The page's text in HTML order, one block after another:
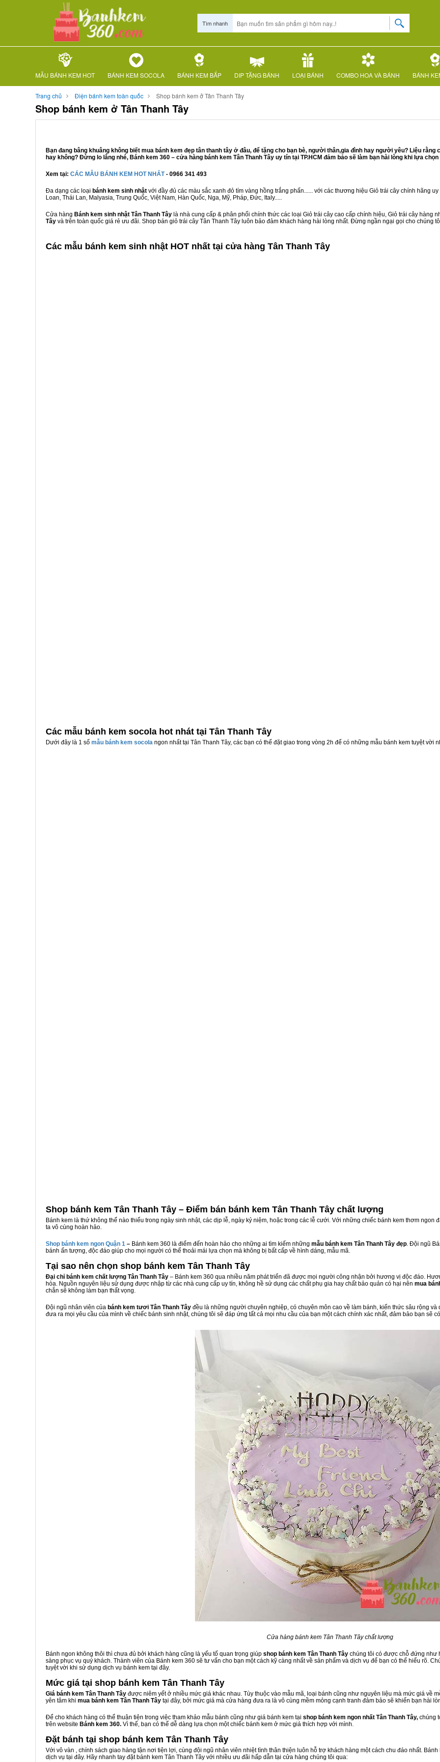
Tìm nhanh
MẪU BÁNH KEM HOT BÁNH KEM SOCOLA BÁNH KEM BẮP DIP TẶNG BÁNH LOẠI BÁNH COMBO HOA VÀ BÁNH BÁNH
Trang chủ Điện bánh kem toàn quốc Shop bánh kem ở Tân Thanh Tây
Shop bánh kem ở Tân Thanh Tây
Bạn đang bâng khuâng không biết mua bánh kem đẹp tân thanh tây ở đâu, để tặng cho bạn bè, người thân,gia đình hay người yêu? Liệu
hay không? Đừng lo lắng nhé, Bánh kem 360 – cửa hàng bánh kem Tân Thanh Tây uy tín tại TP.HCM đảm bảo sẽ làm bạn hài lòng khi lựa
Xem tại: CÁC MẪU BÁNH KEM HOT NHẤT- 0966 341 493
Đa dạng các loại bánh kem sinh nhật với đầy đủ các màu sắc xanh đỏ tím vàng hồng trắng phấn...... với các thương hiệu Giỏ trái cây chính hãng
Loan, Thái Lan, Malyasia, Trung Quốc, Việt Nam, Hàn Quốc, Nga, Mỹ, Pháp, Đức, Italy.....
Cửa hàng Bánh kem sinh nhật Tân Thanh Tây là nhà cung cấp & phân phối chính thức các loại Giỏ trái cây cao cấp chính hiệu, Giỏ trái cây
Tây và trên toàn quốc giá rẻ ưu đãi. Shop bán giỏ trái cây Tân Thanh Tây luôn bảo đảm khách hàng hài lòng nhất. Đừng ngần ngại gọi cho chúng
Các mẫu bánh kem sinh nhật HOT nhất tại cửa hàng Tân Thanh Tây
Các mẫu bánh kem socola hot nhát tại Tân Thanh Tây
Dưới đây là 1 số mẫu bánh kem socola ngon nhất tại Tân Thanh Tây, các bạn có thể đặt giao trong vòng 2h để có những mẫu bánh kem tuyệt vời
Shop bánh kem Tân Thanh Tây – Điểm bán bánh kem Tân Thanh Tây chất lượng
Bánh kem là thứ không thể nào thiếu trong ngày sinh nhật, các dịp lễ, ngày kỷ niệm, hoặc trong các lễ cưới. Với những chiếc bánh kem thơm
ta vô cùng hoàn hảo.
Shop bánh kem ngon Quận 1 – Bánh kem 360 là điểm đến hoàn hảo cho những ai tìm kiếm những mẫu bánh kem Tân Thanh Tây đẹp. Đội ngũ
bánh ấn tượng, độc đáo giúp cho mọi người có thể thoải mái lựa chọn mà không bị bất cấp về hình dáng, mẫu mã.
Tại sao nên chọn shop bánh kem Tân Thanh Tây
Đại chỉ bánh kem chất lượng Tân Thanh Tây – Bánh kem 360 qua nhiều năm phát triển đã được mọi người công nhận bởi hương vị độc đáo.
hòa. Nguồn nguyên liệu sử dụng được nhập từ các nhà cung cấp uy tín, không hề sử dụng các chất phụ gia hay chất bảo quản có hại nên mua
chắn sẽ không làm bạn thất vọng.
Đội ngũ nhân viên của bánh kem tươi Tân Thanh Tây đều là những người chuyên nghiệp, có chuyên môn cao về làm bánh, kiến thức sâu rộng
đưa ra mọi yêu cầu của mình về chiếc bánh sinh nhật, chúng tôi sẽ đáp ứng tất cả mọi nhu cầu của bạn một cách chính xác nhất, đảm bảo bạn sẽ
Cửa hàng bánh kem Tân Thanh Tây chất lượng
Bánh ngon không thôi thì chưa đủ bởi khách hàng cũng là yếu tố quan trọng giúp shop bánh kem Tân Thanh Tây chúng tôi có được chỗ đứng như
sàng phục vụ quý khách. Thành viên của Bánh kem 360 sẽ tư vấn cho bạn một cách kỹ càng nhất về sản phẩm và dịch vụ để bạn có thể hiểu rõ.
tuyệt vời khi sử dụng dịch vụ bánh kem tại đây.
Mức giá tại shop bánh kem Tân Thanh Tây
Giá bánh kem Tân Thanh Tây được niêm yết ở nhiều mức giá khác nhau. Tùy thuộc vào mẫu mã, loại bánh cũng như nguyên liệu mà mức giá về
yên tâm khi mua bánh kem Tân Thanh Tây tại đây, bởi mức giá mà cửa hàng đưa ra là vô cùng mềm mỏng cạnh tranh đảm bảo sẽ khiến bạn hài
Để cho khách hàng có thể thuận tiện trong việc tham khảo mẫu bánh cũng như giá bánh kem tại shop bánh kem ngon nhất Tân Thanh Tây, chúng
trên website Bánh kem 360. Vì thế, bạn có thể dễ dàng lựa chọn một chiếc bánh kem ở mức giá thích hợp với mình.
Đặt bánh tại shop bánh kem Tân Thanh Tây
Với vô vàn , chính sách giao hàng tận nơi tiện lợi, cùng đội ngũ nhân viên nhiệt tình thân thiện luôn hỗ trợ khách hàng một cách chu đáo nhất.
dịch vụ tại đây. Hãy nhanh tay đặt bánh kem Tân Thanh Tây với nhiều ưu đãi hấp dẫn tại cửa hàng chúng tôi qua: